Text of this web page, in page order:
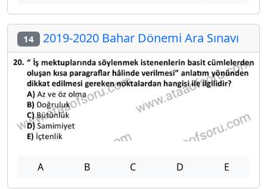
14 2019-2020 Bahar Dönemi Ara Sınavı
A B C D E